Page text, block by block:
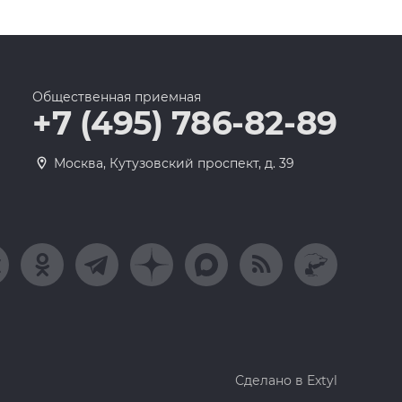
Общественная приемная
+7 (495) 786-82-89
Москва, Кутузовский проспект, д. 39
Сделано в Extyl